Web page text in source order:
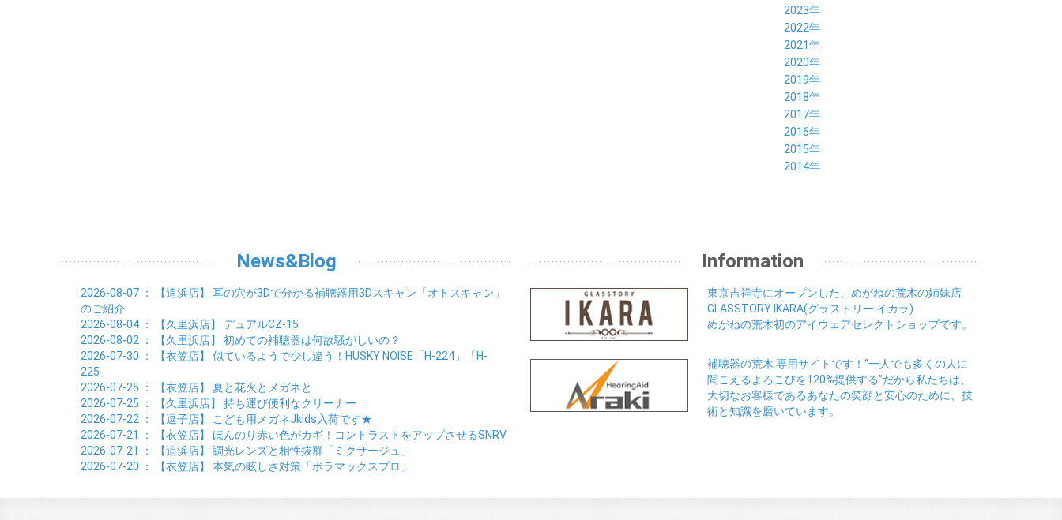
11月 (2)
10月 (3)
09月 (3)
08月 (4)
07月 (4)
06月 (4)
05月 (4)
04月 (1)
03月 (3)
02月 (4)
01月 (4)
12月 (6)
11月 (5)
10月 (4)
09月 (6)
08月 (5)
07月 (5)
06月 (4)
05月 (3)
04月 (7)
03月 (5)
02月 (7)
2023年
12月 (5)
11月 (4)
10月 (5)
09月 (6)
08月 (7)
07月 (7)
06月 (7)
05月 (8)
04月 (8)
03月 (9)
2022年
12月 (9)
11月 (5)
10月 (8)
09月 (7)
08月 (5)
07月 (9)
06月 (10)
05月 (9)
04月 (7)
2021年
12月 (5)
11月 (5)
10月 (5)
09月 (5)
08月 (11)
07月 (4)
06月 (7)
05月 (8)
2020年
12月 (7)
11月 (6)
10月 (8)
09月 (10)
08月 (10)
07月 (7)
06月 (7)
2019年
12月 (8)
11月 (9)
10月 (9)
09月 (7)
08月 (8)
07月 (7)
2018年
12月 (8)
11月 (8)
10月 (7)
09月 (10)
08月 (8)
01月 (7)
2017年
12月 (7)
11月 (8)
10月 (7)
02月 (6)
01月 (9)
2016年
12月 (9)
11月 (5)
03月 (7)
02月 (6)
01月 (9)
2015年
12月 (9)
06月 (5)
2014年
News&Blog
2026-08-07 ： 【追浜店】 耳の穴が3Dで分かる補聴器用3Dスキャン「オトスキャン」
のご紹介
2026-08-04 ： 【久里浜店】 デュアルCZ-15
2026-08-02 ： 【久里浜店】 初めての補聴器は何故騒がしいの？
2026-07-30 ： 【衣笠店】 似ているようで少し違う！HUSKY NOISE「H-224」「H-
225」
2026-07-25 ： 【衣笠店】 夏と花火とメガネと
2026-07-25 ： 【久里浜店】 持ち運び便利なクリーナー
2026-07-22 ： 【逗子店】
こども用メガネJkids入荷です★
2026-07-21
： 【衣笠店】 ほんのり赤い色がカギ！コントラストをアップさせるSNRV
2026-07-21
： 【追浜店】 調光レンズと相性抜群「ミクサージュ」
2026-07-20 ： 【衣笠店】 本気の眩しさ対策「ポラマックスプロ」
Information
東京吉祥寺にオープンした、めがねの荒木の姉妹店
GLASSTORY IKARA(グラストリー イカラ)
めがねの荒木初のアイウェアセレクトショップです。
補聴器の荒木 専用サイトです！“一人でも多くの人に
聞こえるよろこびを120%提供する”だから私たちは、
大切なお客様であるあなたの笑顔と安心のために、技
術と知識を磨いています。